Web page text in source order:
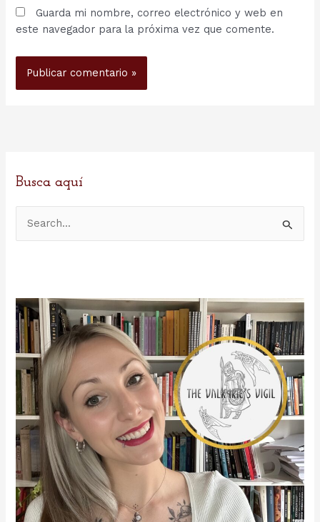
Guarda mi nombre, correo electrónico y web en
este navegador para la próxima vez que comente.
Busca aquí
r
p
o
r
: